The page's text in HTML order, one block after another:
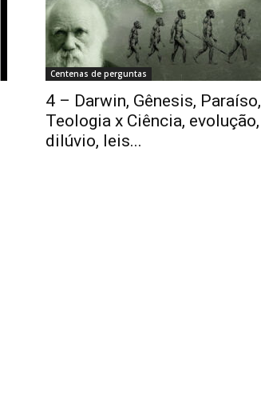
Centenas de perguntas
4 – Darwin, Gênesis, Paraíso,
Teologia x Ciência, evolução,
dilúvio, leis...